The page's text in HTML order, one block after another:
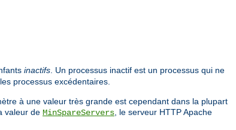
inactifs. Un processus inactif est un processus qui ne
processus excédentaires.
à une valeur très grande est cependant dans la plupart
valeur de MinSpareServers, le serveur HTTP Apache